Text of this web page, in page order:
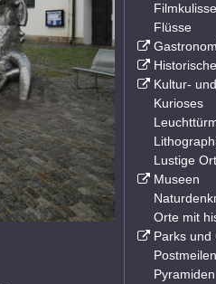
Flüsse
Kultur-
Kurioses
Lustige
Museen
Orte mit
Parks und
Pyramiden